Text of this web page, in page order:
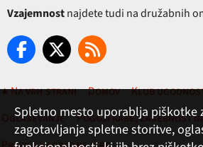
Vzajemnostnajdete tudi na družabnih
▲ Na vrh strani Domov Klub
Oglaševanje
Pogoji rabe, zasebnost
Spletno mesto uporablja piškotke
zagotavljanja spletne storitve,